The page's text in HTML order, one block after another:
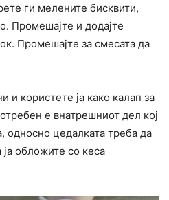
ги мелените бисквити,
Промешајте и додајте
Промешајте за смесата да
и користете ја како калап за
е внатрешниот дел кој
односно цедалката треба да
ја обложите со кеса